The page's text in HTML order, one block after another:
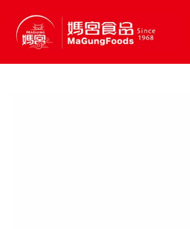
content